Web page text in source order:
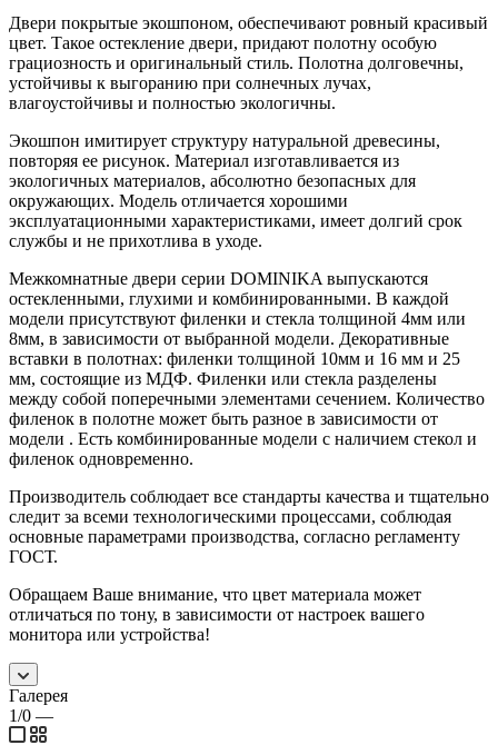
Двери покрытые экошпоном, обеспечивают ровный красивый
цвет. Такое остекление двери, придают полотну особую
грациозность и оригинальный стиль. Полотна долговечны,
устойчивы к выгоранию при солнечных лучах,
влагоустойчивы и полностью экологичны.
Экошпон имитирует структуру натуральной древесины,
повторяя ее рисунок. Материал изготавливается из
экологичных материалов, абсолютно безопасных для
окружающих. Модель отличается хорошими
эксплуатационными характеристиками, имеет долгий срок
службы и не прихотлива в уходе.
Межкомнатные двери серии DOMINIKA выпускаются
остекленными, глухими и комбинированными. В каждой
модели присутствуют филенки и стекла толщиной 4мм или
8мм, в зависимости от выбранной модели. Декоративные
вставки в полотнах: филенки толщиной 10мм и 16 мм и 25
мм, состоящие из МДФ. Филенки или стекла разделены
между собой поперечными элементами сечением. Количество
филенок в полотне может быть разное в зависимости от
модели . Есть комбинированные модели с наличием стекол и
филенок одновременно.
Производитель соблюдает все стандарты качества и тщательно
следит за всеми технологическими процессами, соблюдая
основные параметрами производства, согласно регламенту
ГОСТ.
Обращаем Ваше внимание, что цвет материала может
отличаться по тону, в зависимости от настроек вашего
монитора или устройства!
Галерея
1/0 —